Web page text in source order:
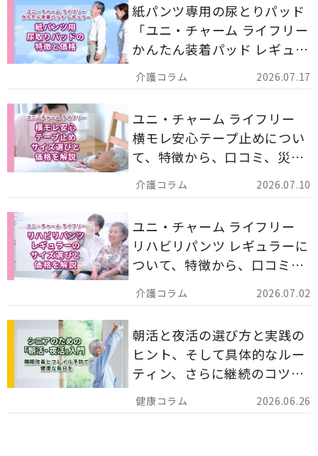
2026.07.17
紙パンツ専用の尿とりパッド
「ユニ・チャーム ライフリー
かんたん装着パッド レギュラ
ー 計162枚」について解説し
ます。
2026.07.10
ユニ・チャーム ライフリー
横モレ安心テープ止めについ
て、特徴から、口コミ、災害
備蓄としての活用法まで分か
りやすく解説します。
2026.07.02
ユニ・チャーム ライフリー
リハビリパンツ レギュラーに
ついて、特徴から、口コミ、
災害備蓄としての活用法まで
分かりやすく解説します。
2026.06.26
朝活と夜活の選び方と実践の
ヒント、そして具体的なルー
ティン、さらに継続のコツま
でを詳しくご紹介します。